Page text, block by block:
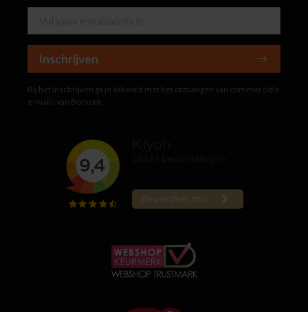
Inschrijven
Bij het inschrijven ga je akkoord met het ontvangen van commerciële
e-mails van Bomont.